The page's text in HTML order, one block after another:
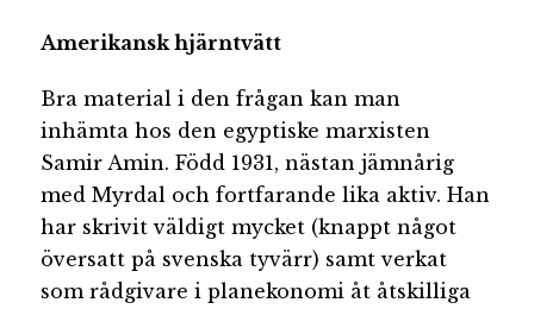
Amerikansk hjärntvätt
Bra material i den frågan kan man
inhämta hos den egyptiske marxisten
Samir Amin. Född 1931, nästan jämnårig
med Myrdal och fortfarande lika aktiv. Han
har skrivit väldigt mycket (knappt något
översatt på svenska tyvärr) samt verkat
som rådgivare i planekonomi åt åtskilliga